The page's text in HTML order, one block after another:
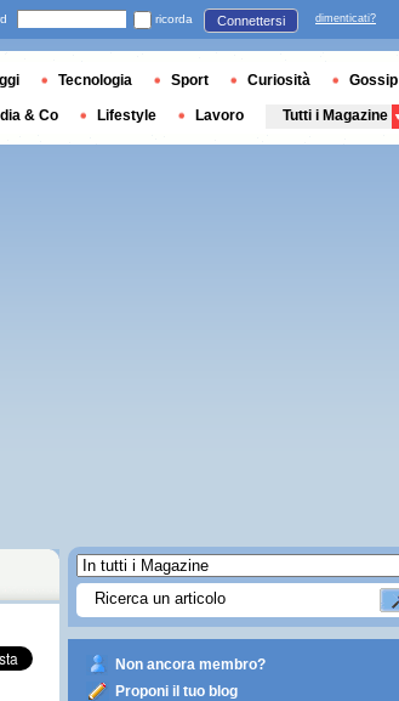
Non ancora membro?
Proponi il tuo blog
ricorda Connettersi dimenticati?
Tecnologia Sport Curiosità Gossip
& Co Lifestyle Lavoro Tutti i Magazine